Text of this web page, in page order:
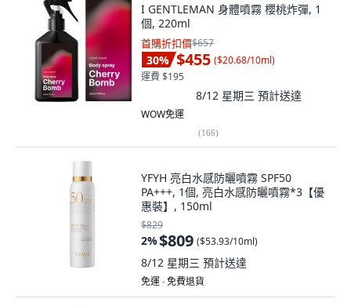
I GENTLEMAN 身體噴霧 櫻桃炸彈, 1
個, 220ml
首購折扣價$657
30% $455 ($20.68/10ml)
運費 $195
8/12 星期三 預計送達
WOW免運
(166)
YFYH 亮白水感防曬噴霧 SPF50
PA+++, 1個, 亮白水感防曬噴霧*3【優
惠裝】, 150ml
$829
2%$809 ($53.93/10ml)
8/12 星期三 預計送達
免運 ∙ 免費退貨